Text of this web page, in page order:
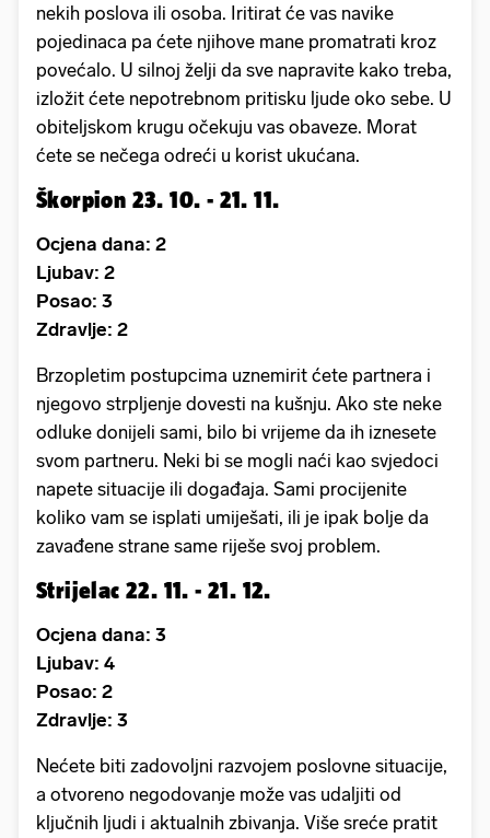
nekih poslova ili osoba. Iritirat će vas navike
pojedinaca pa ćete njihove mane promatrati kroz
povećalo. U silnoj želji da sve napravite kako treba,
izložit ćete nepotrebnom pritisku ljude oko sebe. U
obiteljskom krugu očekuju vas obaveze. Morat
ćete se nečega odreći u korist ukućana.
Škorpion 23. 10. - 21. 11.
Ocjena dana: 2
Ljubav: 2
Posao: 3
Zdravlje: 2
Brzopletim postupcima uznemirit ćete partnera i
njegovo strpljenje dovesti na kušnju. Ako ste neke
odluke donijeli sami, bilo bi vrijeme da ih iznesete
svom partneru. Neki bi se mogli naći kao svjedoci
napete situacije ili događaja. Sami procijenite
koliko vam se isplati umiješati, ili je ipak bolje da
zavađene strane same riješe svoj problem.
Strijelac 22. 11. - 21. 12.
Ocjena dana: 3
Ljubav: 4
Posao: 2
Zdravlje: 3
Nećete biti zadovoljni razvojem poslovne situacije,
a otvoreno negodovanje može vas udaljiti od
ključnih ljudi i aktualnih zbivanja. Više sreće pratit